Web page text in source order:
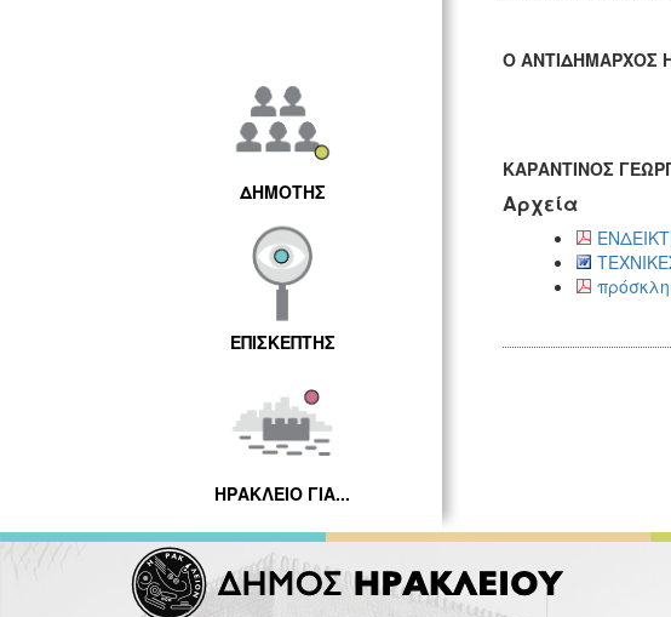
ΔΗΜΟΤΗΣ
ΕΠΙΣΚΕΠΤΗΣ
ΗΡΑΚΛΕΙΟ ΓΙΑ...
Ο ΑΝΤΙΔΗΜΑΡΧΟΣ
ΚΑΡΑΝΤΙΝΟΣ
Αρχεία